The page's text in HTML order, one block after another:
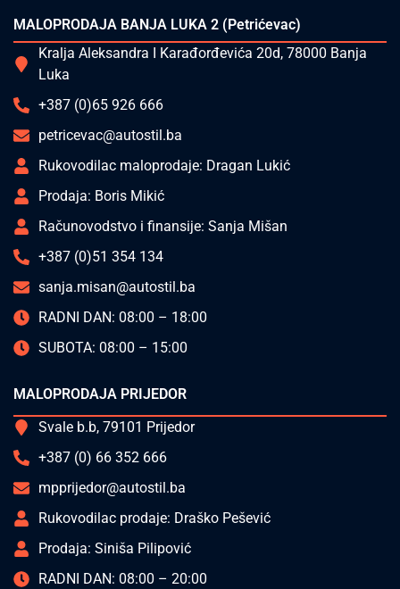
MALOPRODAJA BANJA LUKA 2 (Petrićevac)
Kralja Aleksandra I Karađorđevića 20d, 78000 Banja
Luka
+387 (0)65 926 666
petricevac@autostil.ba
Rukovodilac maloprodaje: Dragan Lukić
Prodaja: Boris Mikić
Računovodstvo i finansije: Sanja Mišan
+387 (0)51 354 134
sanja.misan@autostil.ba
RADNI DAN: 08:00 – 18:00
SUBOTA: 08:00 – 15:00
MALOPRODAJA PRIJEDOR
Svale b.b, 79101 Prijedor
+387 (0) 66 352 666
mpprijedor@autostil.ba
Rukovodilac prodaje: Draško Pešević
Prodaja: Siniša Pilipović
RADNI DAN: 08:00 – 20:00